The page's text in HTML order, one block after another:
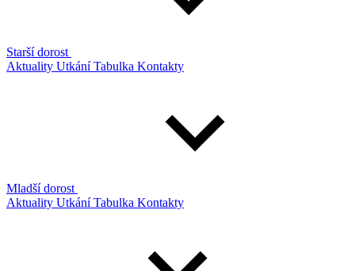
Starší dorost
Aktuality UtkáníTabulka Kontakty
Mladší dorost
Aktuality UtkáníTabulka Kontakty